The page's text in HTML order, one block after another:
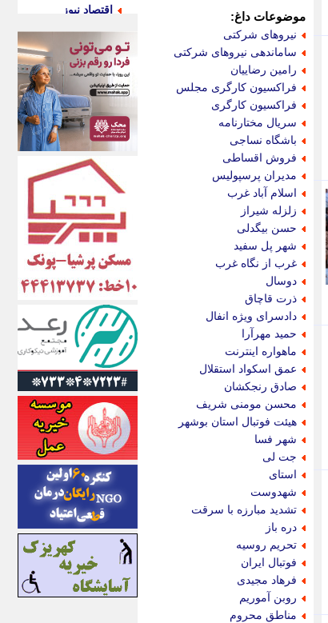
موضوعات داغ:
نیروهای شرکتی
ساماندهی نیروهای شرکتی
رامین رضاییان
فراکسیون کارگری مجلس
فراکسیون کارگری
سریال مختارنامه
باشگاه نساجی
فروش اقساطی
مدیران پرسپولیس
اسلام آباد غرب
زلزله شیراز
حسن بیگدلی
شهر پل سفید
غرب از نگاه غرب
دوسال
ذرت قاچاق
دادسرای ویژه انفال
حمید مهرآرا
ماهواره اینترنت
عمق اسکواد استقلال
صادق رنجکشان
محسن مومنی شریف
هیئت فوتبال استان بوشهر
شهر فسا
جت لی
استای
شهدوست
تشدید مبارزه با سرقت
دره باز
تحریم روسیه
فوتبال ایران
فرهاد مجیدی
روبن آموریم
مناطق محروم
اقتصاد نیوز
اکوفارس
اکونگار
اکونیوز
الف
انتشار آنلاین
اندیشه قرن
اندیشه معاصر
اندیشه ها
انرژی پرس
ای استخدام
ایتنا
ایراف
ایران آرت
ایران آنلاین
ایران زندگی
ایران فوری
ایرانی روز
ایرانیتال
ایرنا
ایسکانیوز
ایسنا
ایکنا
ایلنا
اینتیتر
ایونا نیوز
بازتاب آنلاین
باشگاه خبرنگاران
باغستان نیوز
بامبوک
ببین و بخون
بدینسان
بنکر